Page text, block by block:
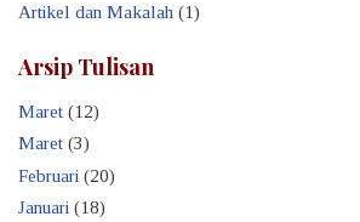
Artikel dan Makalah (1)
Arsip Tulisan
Maret (12)
Maret (3)
Februari (20)
Januari (18)